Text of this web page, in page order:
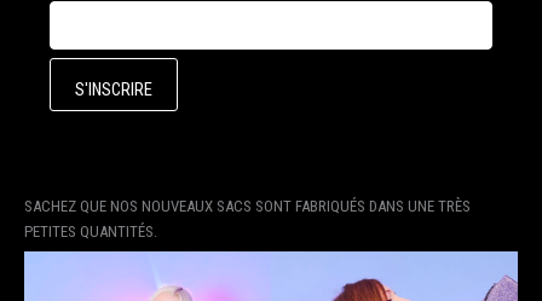
SACHEZ QUE NOS NOUVEAUX SACS SONT FABRIQUÉS DANS UNE TRÈS
PETITES QUANTITÉS.